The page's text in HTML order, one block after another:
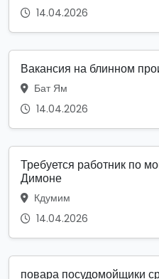
14.04.2026
Вакансия на блинном
Бат Ям
14.04.2026
Требуется работник по
Димоне
Кдумим
14.04.2026
повара посудомойщики